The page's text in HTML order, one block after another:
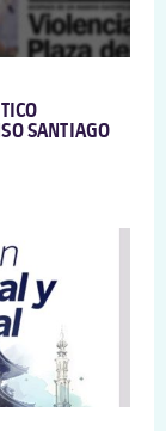
SANTIAGO